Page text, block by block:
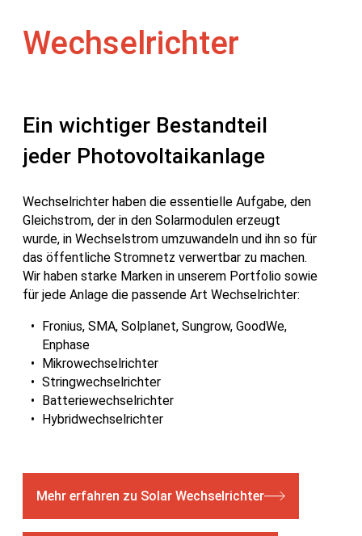
Wechselrichter
Ein wichtiger Bestandteil
jeder Photovoltaikanlage
Wechselrichter haben die essentielle Aufgabe, den
Gleichstrom, der in den Solarmodulen erzeugt
wurde, in Wechselstrom umzuwandeln und ihn so für
das öffentliche Stromnetz verwertbar zu machen.
Wir haben starke Marken in unserem Portfolio sowie
für jede Anlage die passende Art Wechselrichter:
Fronius, SMA, Solplanet, Sungrow, GoodWe,
Enphase
Mikrowechselrichter
Stringwechselrichter
Batteriewechselrichter
Hybridwechselrichter
Mehr erfahren zu Solar Wechselrichter